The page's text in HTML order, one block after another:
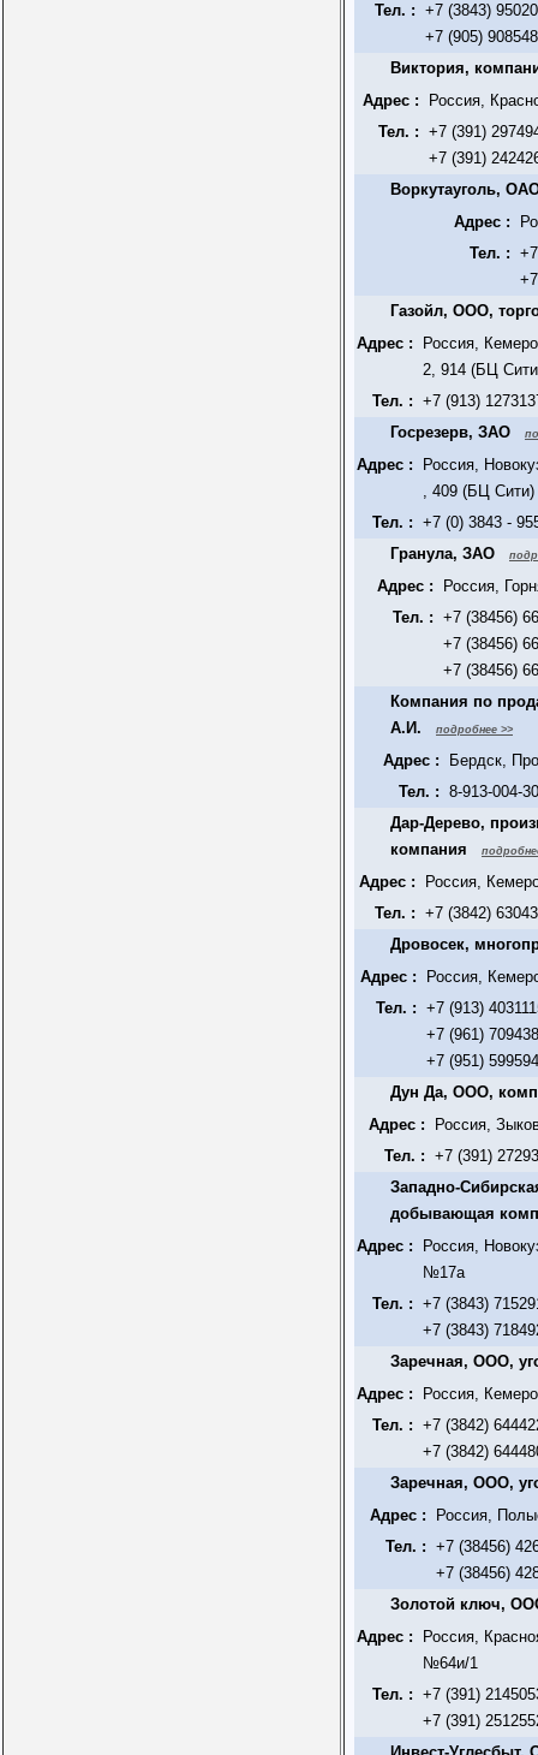
Тел. : +7 (3843)
+7 (905)
Виктория,
Адрес :
Россия,
Тел. : +7 (391)
+7 (391)
Воркутауголь,
Адрес :
Тел. :
Газойл, ООО,
Адрес :
Россия,
2, 914 (БЦ
Тел. : +7 (913)
Госрезерв, ЗАО
Адрес :
Россия,
, 409 (БЦ Сити)
Тел. : +7 (0) 3843 -
Гранула, ЗАО
Адрес :
Россия,
Тел. : +7 (38456)
+7 (38456)
+7 (38456)
Компания по
А.И.
подробнее >>
Адрес :
Бердск,
Тел. : 8-913-004-
Дар-Дерево,
компания
Адрес :
Россия,
Тел. : +7 (3842)
Дровосек,
Адрес :
Россия,
Тел. : +7 (913)
+7 (961)
+7 (951)
Дун Да, ООО,
Адрес :
Россия,
Тел. : +7 (391)
Западно-
добывающая
Адрес :
Россия,
№17а
Тел. : +7 (3843)
+7 (3843)
Заречная, ООО,
Адрес :
Россия,
Тел. : +7 (3842)
+7 (3842)
Заречная, ООО,
Адрес :
Россия,
Тел. : +7 (38456)
+7 (38456)
Золотой ключ,
Адрес :
Россия,
№64и/1
Тел. : +7 (391)
+7 (391)